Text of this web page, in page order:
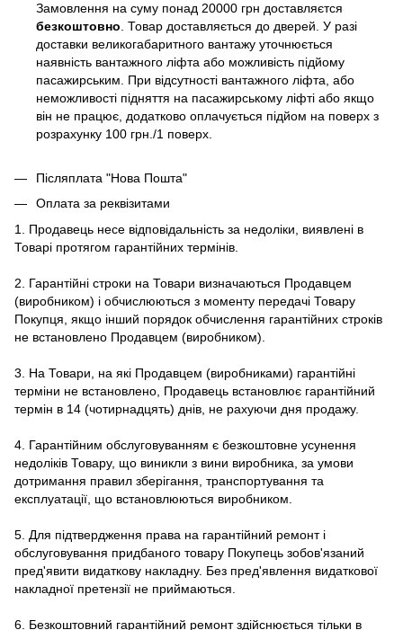
Замовлення на суму понад 20000 грн доставляєтся
безкоштовно. Товар доставляється до дверей. У разі
доставки великогабаритного вантажу уточнюється
наявність вантажного ліфта або можливість підйому
пасажирським. При відсутності вантажного ліфта, або
неможливості підняття на пасажирському ліфті або якщо
він не працює, додатково оплачується підйом на поверх з
розрахунку 100 грн./1 поверх.
Післяплата "Нова Пошта"
Оплата за реквізитами
1. Продавець несе відповідальність за недоліки, виявлені в
Товарі протягом гарантійних термінів.
2. Гарантійні строки на Товари визначаються Продавцем
(виробником) і обчислюються з моменту передачі Товару
Покупця, якщо інший порядок обчислення гарантійних строків
не встановлено Продавцем (виробником).
3. На Товари, на які Продавцем (виробниками) гарантійні
терміни не встановлено, Продавець встановлює гарантійний
термін в 14 (чотирнадцять) днів, не рахуючи дня продажу.
4. Гарантійним обслуговуванням є безкоштовне усунення
недоліків Товару, що виникли з вини виробника, за умови
дотримання правил зберігання, транспортування та
експлуатації, що встановлюються виробником.
5. Для підтвердження права на гарантійний ремонт і
обслуговування придбаного товару Покупець зобов'язаний
пред'явити видаткову накладну. Без пред'явлення видаткової
накладної претензії не приймаються.
6. Безкоштовний гарантійний ремонт здійснюється тільки в